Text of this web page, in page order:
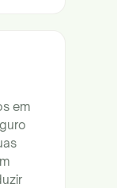
em